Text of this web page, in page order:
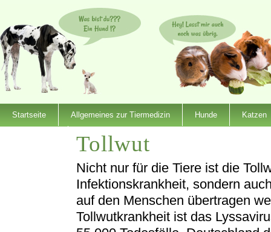
Startseite Allgemeines zur Tiermedizin Hunde Katzen
Tollwut
Nicht nur für die Tiere ist die
Infektionskrankheit, sondern
auf den Menschen übertragen
Tollwutkrankheit ist das